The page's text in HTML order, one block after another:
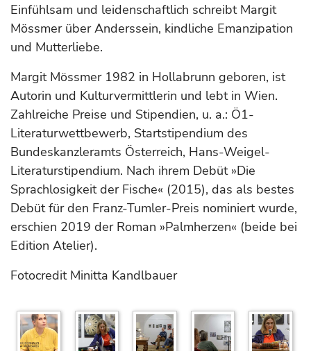
Einfühlsam und leidenschaftlich schreibt Margit
Mössmer über Anderssein, kindliche Emanzipation
und Mutterliebe.
Margit Mössmer 1982 in Hollabrunn geboren, ist
Autorin und Kulturvermittlerin und lebt in Wien.
Zahlreiche Preise und Stipendien, u. a.: Ö1-
Literaturwettbewerb, Startstipendium des
Bundeskanzleramts Österreich, Hans-Weigel-
Literaturstipendium. Nach ihrem Debüt »Die
Sprachlosigkeit der Fische« (2015), das als bestes
Debüt für den Franz-Tumler-Preis nominiert wurde,
erschien 2019 der Roman »Palmherzen« (beide bei
Edition Atelier).
Fotocredit Minitta Kandlbauer